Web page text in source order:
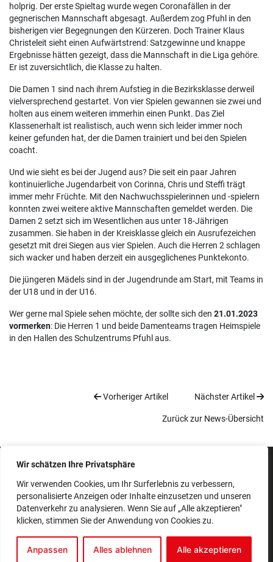
Wir schätzen Ihre Privatsphäre
Wir verwenden Cookies, um Ihr Surferlebnis zu verbessern,
personalisierte Anzeigen oder Inhalte einzusetzen und unseren
Datenverkehr zu analysieren. Wenn Sie auf „Alle akzeptieren"
klicken, stimmen Sie der Anwendung von Cookies zu.
Anpassen Alles ablehnen Alle akzeptieren
holprig. Der erste Spieltag wurde wegen Coronafällen in der
gegnerischen Mannschaft abgesagt. Außerdem zog Pfuhl in den
bisherigen vier Begegnungen den Kürzeren. Doch Trainer Klaus
Christeleit sieht einen Aufwärtstrend: Satzgewinne und knappe
Ergebnisse hätten gezeigt, dass die Mannschaft in die Liga gehöre.
Er ist zuversichtlich, die Klasse zu halten.
Die Damen 1 sind nach ihrem Aufstieg in die Bezirksklasse derweil
vielversprechend gestartet. Von vier Spielen gewannen sie zwei und
holten aus einem weiteren immerhin einen Punkt. Das Ziel
Klassenerhalt ist realistisch, auch wenn sich leider immer noch
keiner gefunden hat, der die Damen trainiert und bei den Spielen
coacht.
Und wie sieht es bei der Jugend aus? Die seit ein paar Jahren
kontinuierliche Jugendarbeit von Corinna, Chris und Steffi trägt
immer mehr Früchte. Mit den Nachwuchsspielerinnen und -spielern
konnten zwei weitere aktive Mannschaften gemeldet werden. Die
Damen 2 setzt sich im Wesentlichen aus unter 18-Jährigen
zusammen. Sie haben in der Kreisklasse gleich ein Ausrufezeichen
gesetzt mit drei Siegen aus vier Spielen. Auch die Herren 2 schlagen
sich wacker und haben derzeit ein ausgeglichenes Punktekonto.
Die jüngeren Mädels sind in der Jugendrunde am Start, mit Teams in
der U18 und in der U16.
Wer gerne mal Spiele sehen möchte, der sollte sich den 21.01.2023
vormerken: Die Herren 1 und beide Damenteams tragen Heimspiele
in den Hallen des Schulzentrums Pfuhl aus.
Vorheriger Artikel Nächster Artikel
Zurück zur News-Übersicht
IMPRESSUM
SATZUNG
BEITRAGSORDNUNG
DATENSCHUTZERKLÄRUNG
© 2026 Alle Rechte vorbehalten | TSV Pfuhl 1894 e. V.
Realisiert mitfube Codingstudio